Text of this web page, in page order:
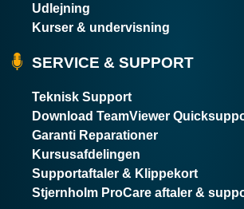
Udlejning
Kurser & undervisning
SERVICE & SUPPORT
Teknisk Support
Download TeamViewer
Garanti Reparationer
Kursusafdelingen
Supportaftaler & Klippekort
Stjernholm ProCare aftaler &